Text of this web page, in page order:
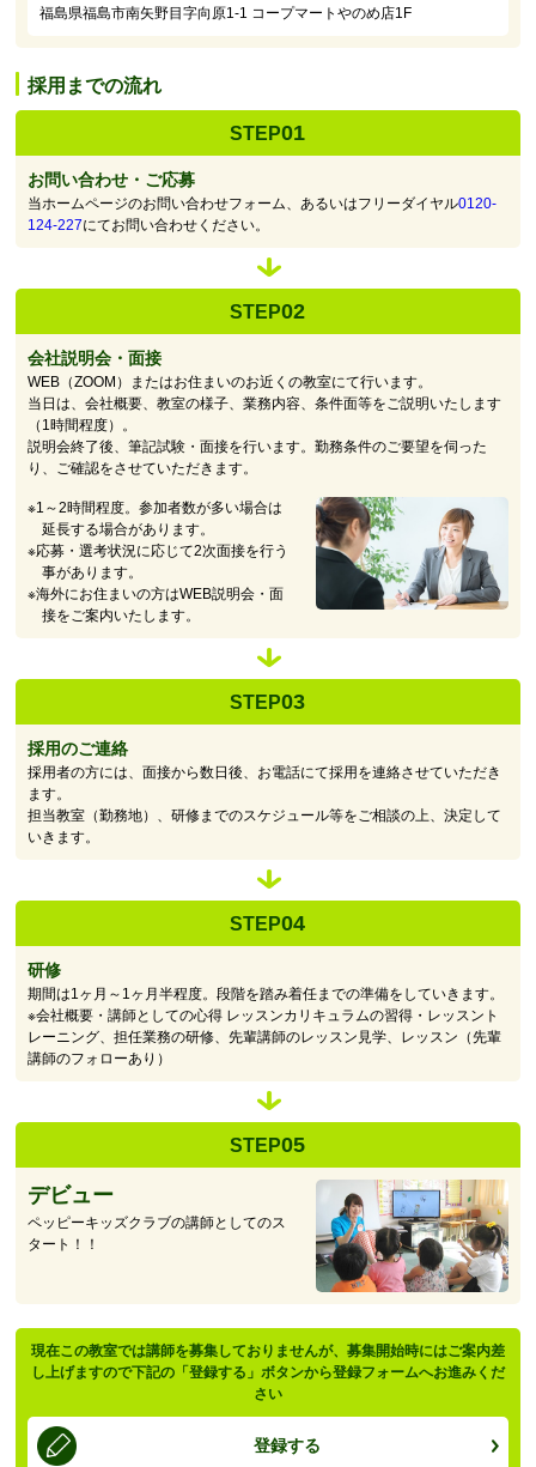
福島県福島市南矢野目字向原1-1 コープマートやのめ店1F
採用までの流れ
STEP01
お問い合わせ・ご応募
当ホームページのお問い合わせフォーム、あるいはフリーダイヤル0120-
124-227にてお問い合わせください。
STEP02
会社説明会・面接
WEB（ZOOM）またはお住まいのお近くの教室にて行います。
当日は、会社概要、教室の様子、業務内容、条件面等をご説明いたします
（1時間程度）。
説明会終了後、筆記試験・面接を行います。勤務条件のご要望を伺った
り、ご確認をさせていただきます。
※1～2時間程度。参加者数が多い場合は
延長する場合があります。
※応募・選考状況に応じて2次面接を行う
事があります。
※海外にお住まいの方はWEB説明会・面
接をご案内いたします。
STEP03
採用のご連絡
採用者の方には、面接から数日後、お電話にて採用を連絡させていただき
ます。
担当教室（勤務地）、研修までのスケジュール等をご相談の上、決定して
いきます。
STEP04
研修
期間は1ヶ月～1ヶ月半程度。段階を踏み着任までの準備をしていきます。
※会社概要・講師としての心得 レッスンカリキュラムの習得・レッスント
レーニング、担任業務の研修、先輩講師のレッスン見学、レッスン（先輩
講師のフォローあり）
STEP05
デビュー
ペッピーキッズクラブの講師としてのス
タート！！
現在この教室では講師を募集しておりませんが、募集開始時にはご案内差
し上げますので下記の「登録する」ボタンから登録フォームへお進みくだ
さい
登録する